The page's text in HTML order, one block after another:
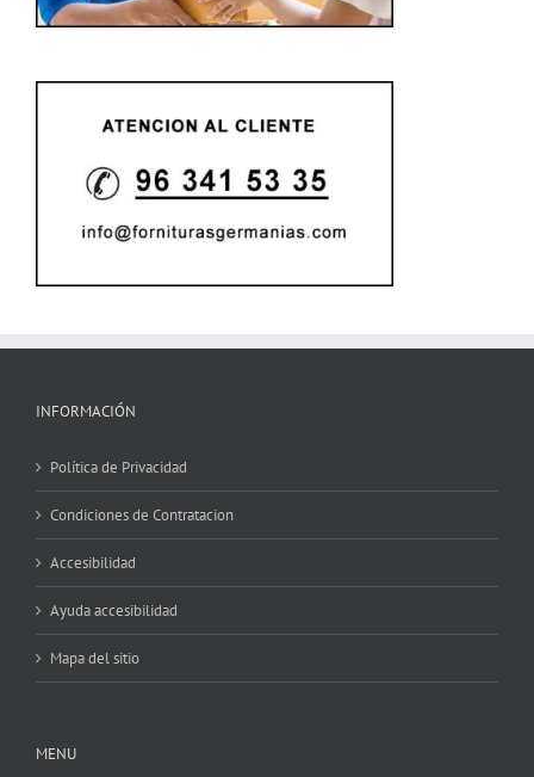
INFORMACIÓN
Política de Privacidad
Condiciones de Contratacion
Accesibilidad
Ayuda accesibilidad
Mapa del sitio
MENU